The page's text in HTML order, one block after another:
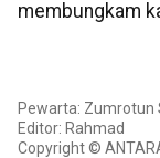
membungkam
Pewarta: Zumrotun
Editor: Rahmad
Copyright ©